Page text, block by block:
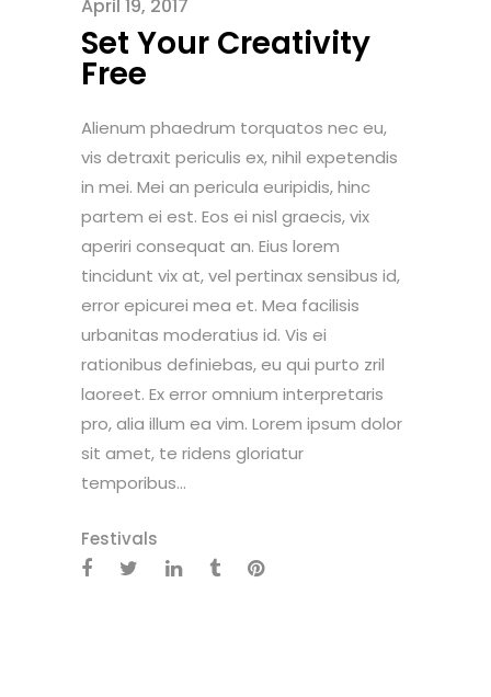
April 19, 2017
Set Your Creativity
Free
Alienum phaedrum torquatos nec eu,
vis detraxit periculis ex, nihil expetendis
in mei. Mei an pericula euripidis, hinc
partem ei est. Eos ei nisl graecis, vix
aperiri consequat an. Eius lorem
tincidunt vix at, vel pertinax sensibus id,
error epicurei mea et. Mea facilisis
urbanitas moderatius id. Vis ei
rationibus definiebas, eu qui purto zril
laoreet. Ex error omnium interpretaris
pro, alia illum ea vim. Lorem ipsum dolor
sit amet, te ridens gloriatur
temporibus...
Festivals